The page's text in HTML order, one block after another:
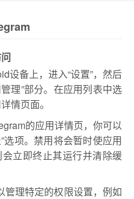
设备上，进入“设置”，然后
理”部分。在应用列表中选
情页面。
的应用详情页，你可以
选项。禁用将会暂时使应用
立即终止其运行并清除缓
管理特定的权限设置，例如